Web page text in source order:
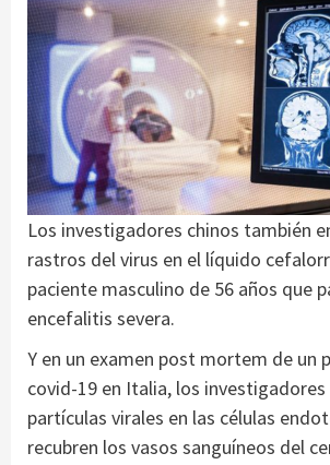
Los investigadores chinos también
rastros del virus en el líquido
paciente masculino de 56 años que
encefalitis severa.
Y en un examen post mortem de un
covid-19 en Italia, los
partículas virales en las células
recubren los vasos sanguíneos del